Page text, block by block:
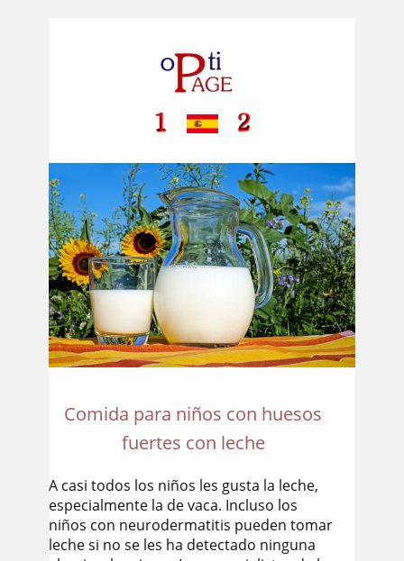
Comida para niños con huesos
fuertes con leche
A casi todos los niños les gusta la leche,
especialmente la de vaca. Incluso los
niños con neurodermatitis pueden tomar
leche si no se les ha detectado ninguna